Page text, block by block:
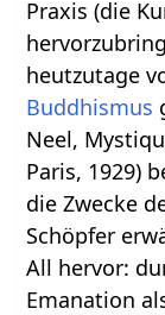
Praxis (die
heutzutage
Buddhismus
Neel,
Paris, 1929)
die Zwecke
Schöpfer
All hervor:
Emanation